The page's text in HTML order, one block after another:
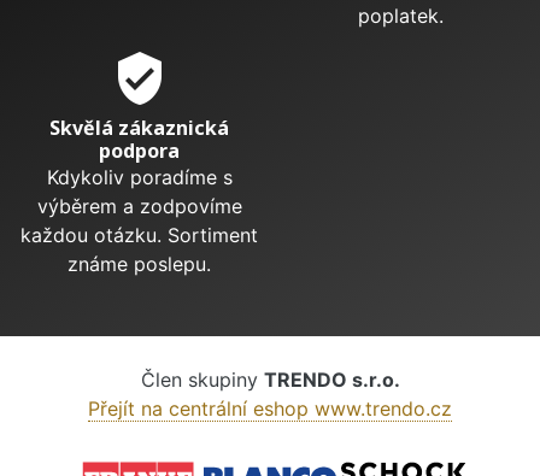
poplatek.
verified_user
Skvělá zákaznická
podpora
Kdykoliv poradíme s
výběrem a zodpovíme
každou otázku. Sortiment
známe poslepu.
Člen skupiny TRENDO s.r.o.
Přejít na centrální eshop www.trendo.cz